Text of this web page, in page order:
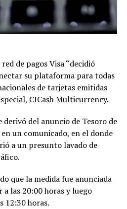
de pagos Visa “decidió
su plataforma para todas
de tarjetas emitidas
CICash Multicurrency.
derivó del anuncio de Tesoro de
en un comunicado, en el donde
a un presunto lavado de
que la medida fue anunciada
las 20:00 horas y luego
12:30 horas.